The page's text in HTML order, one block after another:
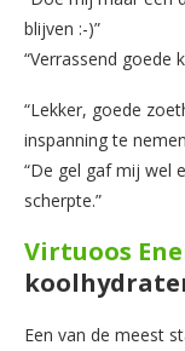
blijven :-)”
“Verrassend goede
“Lekker, goede
inspanning te
“De gel gaf mij wel
scherpte.”
Virtuoos
Een van de meest